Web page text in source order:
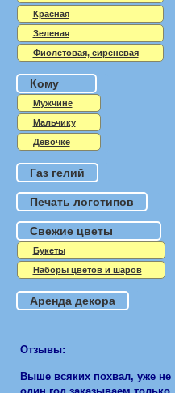
Красная
Зеленая
Фиолетовая, сиреневая
Кому
Мужчине
Мальчику
Девочке
Газ гелий
Печать логотипов
Свежие цветы
Букеты
Наборы цветов и шаров
Аренда декора
Отзывы:
Выше всяких похвал, уже не